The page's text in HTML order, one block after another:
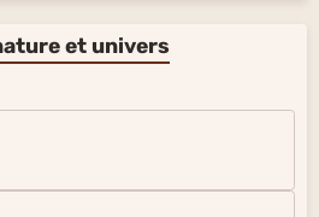
et univers